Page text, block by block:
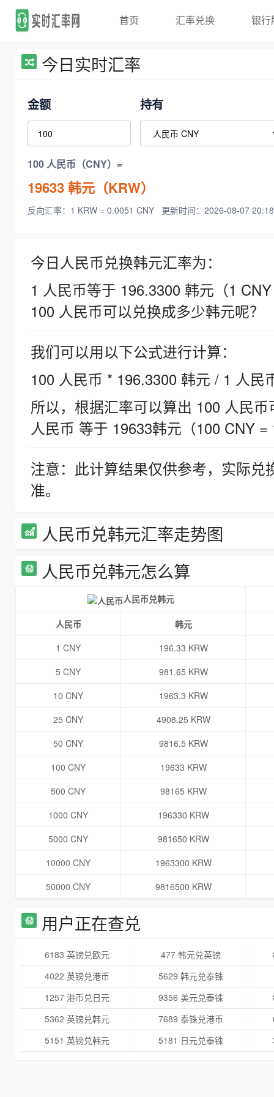
首页 汇率兑换 银行
今日实时汇率
金额 持有
100 人民币（CNY）=
19633韩元（KRW）
反向汇率：1 KRW = 0.0051 CNY 更新时间：2026-08-07
今日人民币兑换韩元汇率为：
1 人民币等于 196.3300 韩元（1
100 人民币可以兑换成多少韩元呢？
我们可以用以下公式进行计算：
100 人民币 * 196.3300 韩元 / 1 人民
所以，根据汇率可以算出 100 人民
人民币 等于 19633韩元（100 CNY =
注意：此计算结果仅供参考，实际
准。
人民币兑韩元汇率走势图
人民币兑韩元怎么算
人民币兑韩元
人民币
韩元
1 CNY
196.33 KRW
5 CNY
981.65 KRW
10 CNY
1963.3 KRW
25 CNY
4908.25 KRW
50 CNY
9816.5 KRW
100 CNY
19633 KRW
500 CNY
98165 KRW
1000 CNY
196330 KRW
5000 CNY
981650 KRW
10000 CNY
1963300 KRW
50000 CNY
9816500 KRW
用户正在查兑
6183 英镑兑欧元 477 韩元兑英镑
4022 英镑兑港币
5629 韩元兑泰铢
1257 港币兑日元
9356 美元兑泰铢
5362 英镑兑韩元
7689 泰铢兑港币
5151 英镑兑韩元
5181 日元兑泰铢